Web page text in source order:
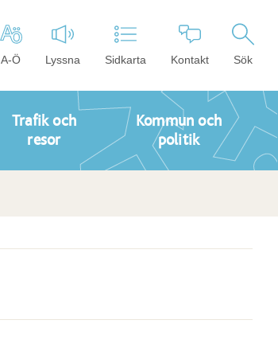
A-Ö Lyssna Sidkarta Kontakt Sök
Trafik och
resor
Kommun och
politik